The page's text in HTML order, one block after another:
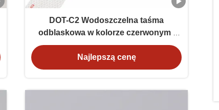
DOT-C2 Wodoszczelna taśma
odblaskowa w kolorze czerwonym i
białym
Najlepszą cenę